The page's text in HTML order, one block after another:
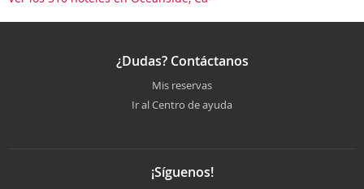
¿Dudas? Contáctanos
Mis reservas
Ir al Centro de ayuda
¡Síguenos!